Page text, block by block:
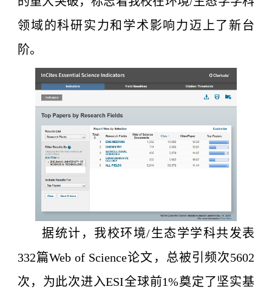
领域的科研实力和学术影响力迈上了新台
阶。
据统计，我校环境/生态学学科共发表
332篇Web of Science论文，总被引频次5602
次，为此次进入ESI全球前1%奠定了坚实基